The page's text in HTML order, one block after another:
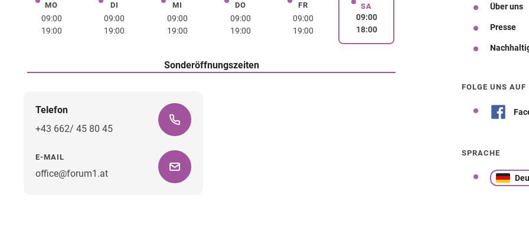
MOMontag
09:00
19:00
DIDienstag
09:00
19:00
MIMittwoch
09:00
19:00
DODonnerstag
09:00
19:00
FRFreitag
09:00
19:00
SASamstag
09:00
18:00
Sonderöffnungszeiten
Telefon
+43 662/ 45 80 45
E-MAIL
office@forum1.at
Über uns
Presse
FOLGE UNS AUF
SPRACHE